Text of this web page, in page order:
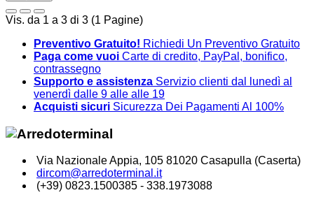
Vis. da 1 a 3 di 3 (1 Pagine)
Preventivo Gratuito! Richiedi Un Preventivo Gratuito
Paga come vuoi Carte di credito, PayPal, bonifico,
contrassegno
Supporto e assistenza Servizio clienti dal lunedì al
venerdì dalle 9 alle alle 19
Acquisti sicuri Sicurezza Dei Pagamenti Al 100%
Via Nazionale Appia, 105 81020 Casapulla (Caserta)
dircom@arredoterminal.it
(+39) 0823.1500385 - 338.1973088